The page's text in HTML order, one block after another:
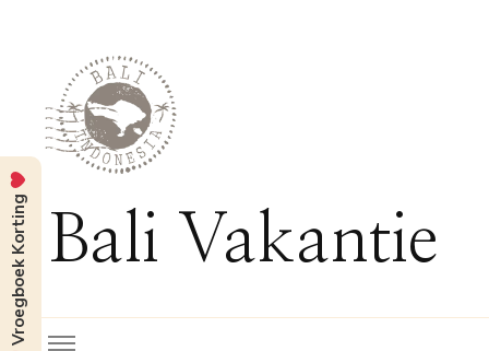
Bali Vakantie
Vroegboek Korting